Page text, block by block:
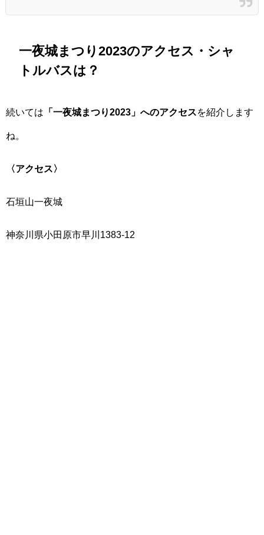
一夜城まつり2023のアクセス・シャ
トルバスは？
続いては 「一夜城まつり2023」へのアクセス を紹介します
ね。
〈アクセス〉
石垣山一夜城
神奈川県小田原市早川1383-12